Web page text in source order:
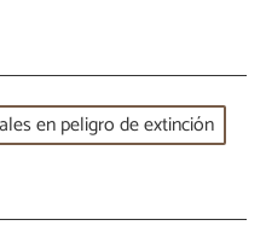
en peligro de extinción